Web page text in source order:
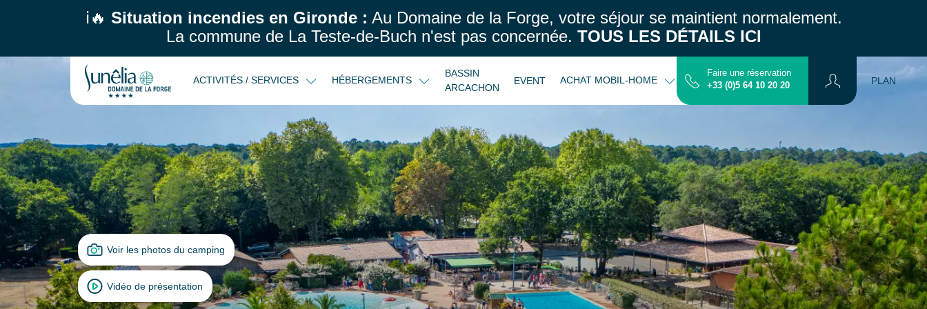
ℹ️🔥 Situation incendies en Gironde : Au Domaine de la Forge, votre séjour se maintient normalement.
La commune de La Teste-de-Buch n'est pas concernée. TOUS LES DÉTAILS ICI
ACTIVITÉS / SERVICES HÉBERGEMENTS
BASSIN
ARCACHON
EVENT ACHAT MOBIL-HOME INFOS PRATIQUES CONTACT PLAN
Faire une réservation
+33 (0)5 64 10 20 20
Voir les photos du camping
Vidéo de présentation